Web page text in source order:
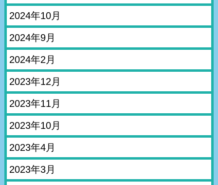
2024年10月
2024年9月
2024年2月
2023年12月
2023年11月
2023年10月
2023年4月
2023年3月